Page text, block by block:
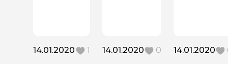
14.01.2020
1
14.01.2020
0
14.01.2020